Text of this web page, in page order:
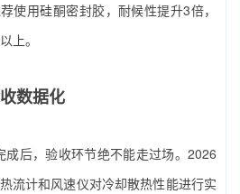
使用硅酮密封胶，耐候性提升3倍，
上。
数据化
成后，验收环节绝不能走过场。2026
流计和风速仪对冷却散热性能进行实